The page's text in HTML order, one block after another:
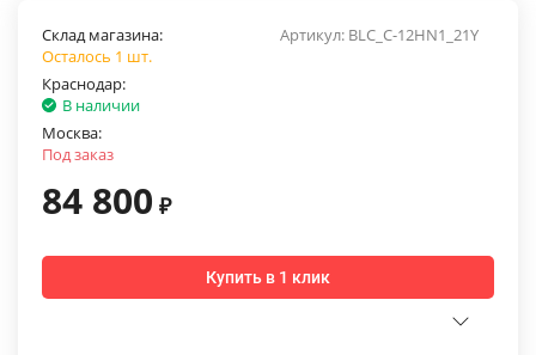
Артикул: BLC_C-12HN1_21Y
Склад магазина:
Осталось 1 шт.
Краснодар:
В наличии
Москва:
Под заказ
84 800 ₽
Купить в 1 клик